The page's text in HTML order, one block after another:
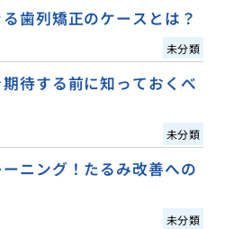
歯列矯正のケースとは？
未分類
待する前に知っておくべ
未分類
ニング！たるみ改善への
未分類